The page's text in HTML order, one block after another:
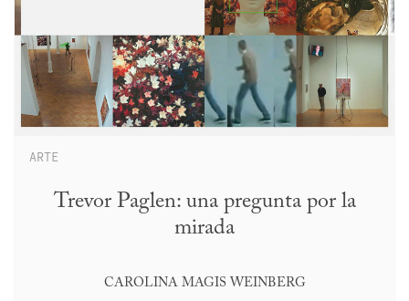
ARTE
Trevor Paglen: una pregunta por la
mirada
CAROLINA MAGIS WEINBERG